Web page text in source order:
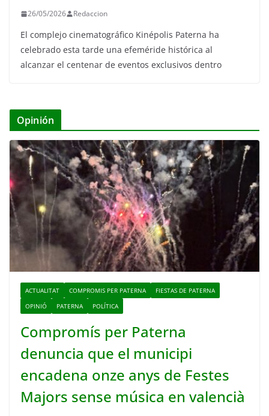
26/05/2026 Redaccion
El complejo cinematográfico Kinépolis Paterna ha
celebrado esta tarde una efeméride histórica al
alcanzar el centenar de eventos exclusivos dentro
Opinión
ACTUALITAT COMPROMIS PER PATERNA
FIESTAS DE PATERNA
OPINIÓ
PATERNA POLÍTICA
Compromís per Paterna
denuncia que el municipi
encadena onze anys de Festes
Majors sense música en valencià